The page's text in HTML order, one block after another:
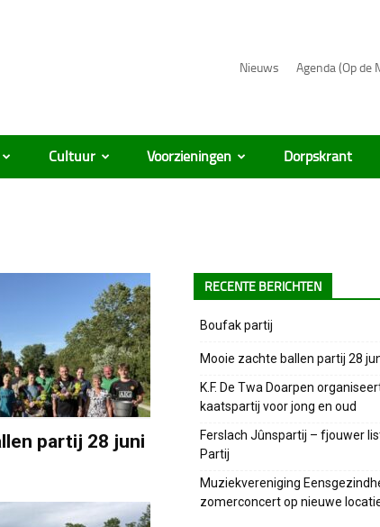
Nieuws Agenda (Op de
Cultuur Voorzieningen Dorpskrant
partij 28 juni
RECENTE BERICHTEN
Boufak partij
Mooie zachte ballen partij 28
K.F. De Twa Doarpen
kaatspartij voor jong en oud
Ferslach Jûnspartij – fjouwer
Partij
Muziekvereniging
zomerconcert op nieuwe